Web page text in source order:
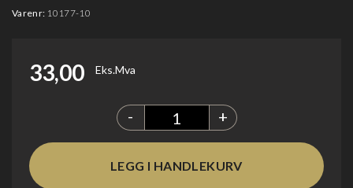
Varenr: 10177-10
33,00 Eks.Mva
- +